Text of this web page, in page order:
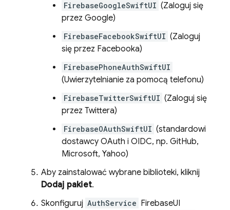
FirebaseGoogleSwiftUI (Zaloguj się
przez Google)
FirebaseFacebookSwiftUI (Zaloguj
się przez Facebooka)
FirebasePhoneAuthSwiftUI
(Uwierzytelnianie za pomocą telefonu)
FirebaseTwitterSwiftUI (Zaloguj się
przez Twittera)
FirebaseOAuthSwiftUI (standardowi
dostawcy OAuth i OIDC, np. GitHub,
Microsoft, Yahoo)
Aby zainstalować wybrane biblioteki, kliknij
Dodaj pakiet.
Skonfiguruj AuthService FirebaseUI